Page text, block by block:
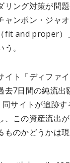
リング対策が問
ャンポン・ジャ
fit and proper
。
イト「ディファ
去7日間の純流
同サイトが追跡
、この資産流出
のかどうかは